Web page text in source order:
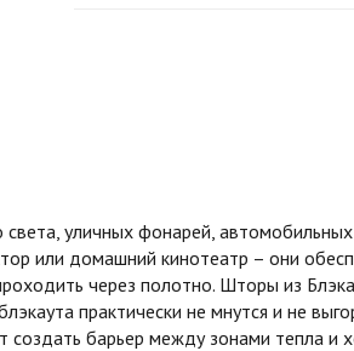
уличных фонарей,
или домашний кинотеатр – они
через полотно. Шторы из
практически не мнутся и не
барьер между зонами тепла и